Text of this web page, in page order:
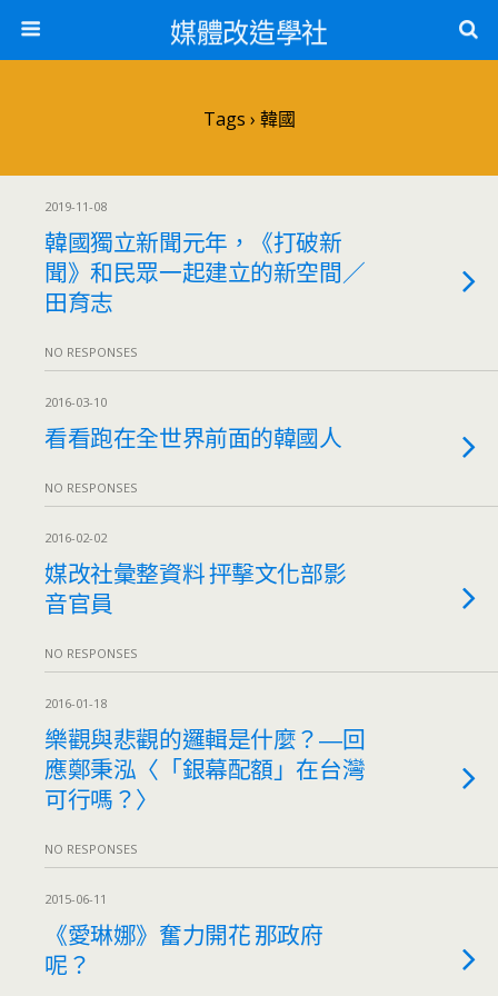
媒體改造學社
Tags › 韓國
2019-11-08
韓國獨立新聞元年，《打破新
聞》和民眾一起建立的新空間／
田育志
NO RESPONSES
2016-03-10
看看跑在全世界前面的韓國人
NO RESPONSES
2016-02-02
媒改社彙整資料 抨擊文化部影
音官員
NO RESPONSES
2016-01-18
樂觀與悲觀的邏輯是什麼？―回
應鄭秉泓〈「銀幕配額」在台灣
可行嗎？〉
NO RESPONSES
2015-06-11
《愛琳娜》奮力開花 那政府
呢？